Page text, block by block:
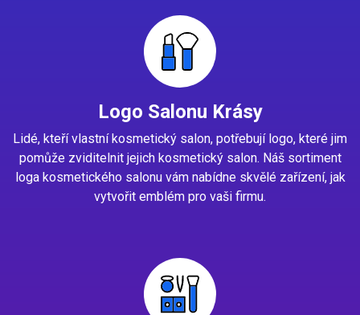
Logo Salonu Krásy
Lidé, kteří vlastní kosmetický salon, potřebují logo, které jim
pomůže zviditelnit jejich kosmetický salon. Náš sortiment
loga kosmetického salonu vám nabídne skvělé zařízení, jak
vytvořit emblém pro vaši firmu.